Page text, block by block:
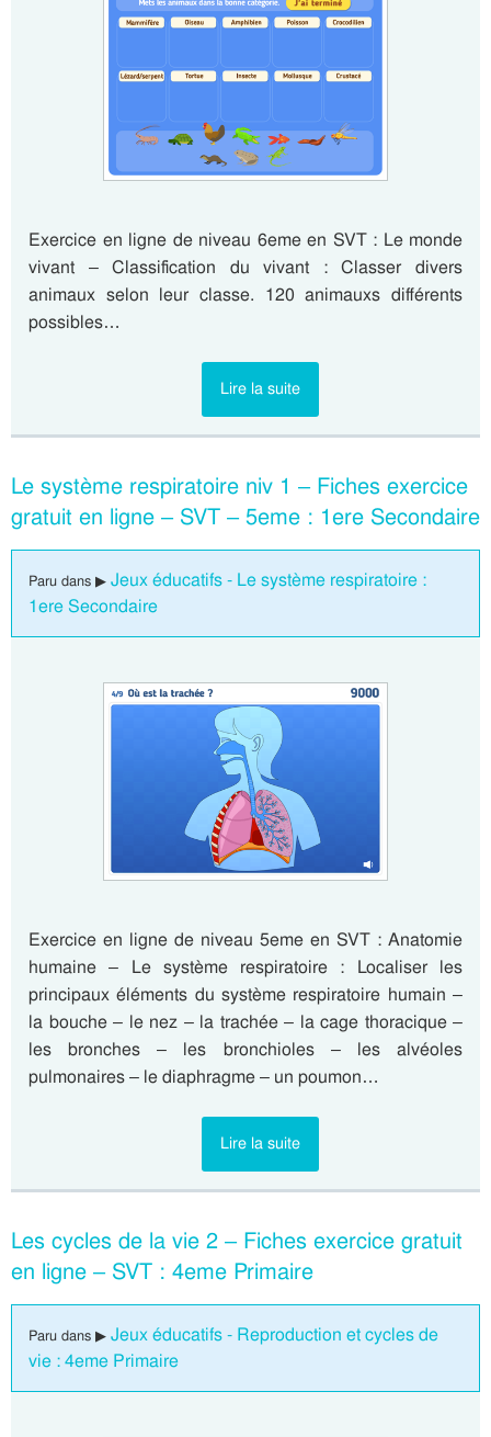
Exercice en ligne de niveau 6eme en SVT : Le monde
vivant – Classification du vivant : Classer divers
animaux selon leur classe. 120 animauxs différents
possibles…
Lire la suite
Le système respiratoire niv 1 – Fiches exercice
gratuit en ligne – SVT – 5eme : 1ere Secondaire
Paru dans ▶ Jeux éducatifs - Le système respiratoire :
1ere Secondaire
Exercice en ligne de niveau 5eme en SVT : Anatomie
humaine – Le système respiratoire : Localiser les
principaux éléments du système respiratoire humain –
la bouche – le nez – la trachée – la cage thoracique –
les bronches – les bronchioles – les alvéoles
pulmonaires – le diaphragme – un poumon…
Lire la suite
Les cycles de la vie 2 – Fiches exercice gratuit
en ligne – SVT : 4eme Primaire
Paru dans ▶ Jeux éducatifs - Reproduction et cycles de
vie : 4eme Primaire